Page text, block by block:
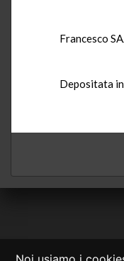
Francesco
Depositata